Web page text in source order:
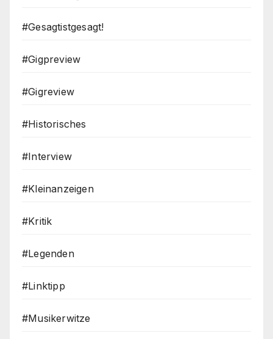
#Gesagtistgesagt!
#Gigpreview
#Gigreview
#Historisches
#Interview
#Kleinanzeigen
#Kritik
#Legenden
#Linktipp
#Musikerwitze